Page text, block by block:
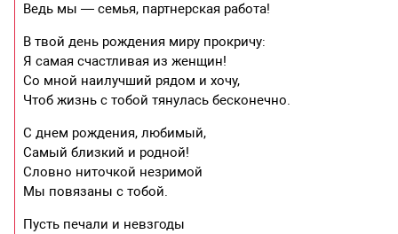
Ведь мы — семья, партнерская работа!
В твой день рождения миру прокричу:
Я самая счастливая из женщин!
Со мной наилучший рядом и хочу,
Чтоб жизнь с тобой тянулась бесконечно.
С днем рождения, любимый,
Самый близкий и родной!
Словно ниточкой незримой
Мы повязаны с тобой.
Пусть печали и невзгоды